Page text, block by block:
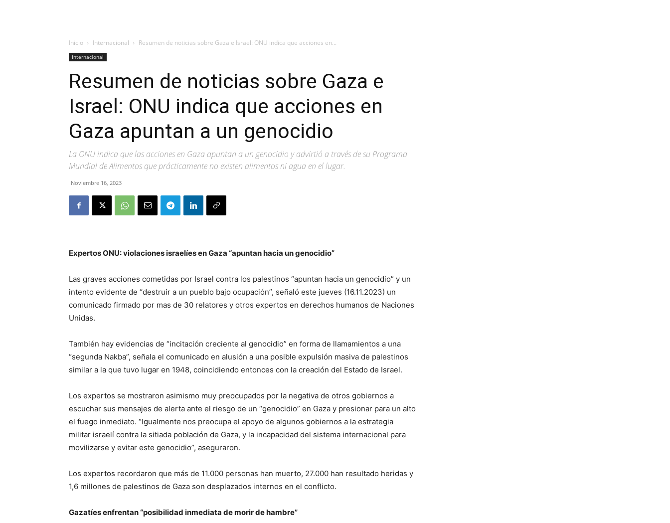
Inicio Internacional Resumen de noticias sobre Gaza e Israel: ONU indica que acciones en...
Internacional
Resumen de noticias sobre Gaza e
Israel: ONU indica que acciones en
Gaza apuntan a un genocidio
La ONU indica que las acciones en Gaza apuntan a un genocidio y advirtió a través de su Programa
Mundial de Alimentos que prácticamente no existen alimentos ni agua en el lugar.
Noviembre 16, 2023
Expertos ONU: violaciones israelíes en Gaza “apuntan hacia un genocidio”
Las graves acciones cometidas por Israel contra los palestinos “apuntan hacia un genocidio” y un
intento evidente de “destruir a un pueblo bajo ocupación”, señaló este jueves (16.11.2023) un
comunicado firmado por mas de 30 relatores y otros expertos en derechos humanos de Naciones
Unidas.
También hay evidencias de “incitación creciente al genocidio” en forma de llamamientos a una
“segunda Nakba”, señala el comunicado en alusión a una posible expulsión masiva de palestinos
similar a la que tuvo lugar en 1948, coincidiendo entonces con la creación del Estado de Israel.
Los expertos se mostraron asimismo muy preocupados por la negativa de otros gobiernos a
escuchar sus mensajes de alerta ante el riesgo de un “genocidio” en Gaza y presionar para un alto
el fuego inmediato. “Igualmente nos preocupa el apoyo de algunos gobiernos a la estrategia
militar israelí contra la sitiada población de Gaza, y la incapacidad del sistema internacional para
movilizarse y evitar este genocidio”, aseguraron.
Los expertos recordaron que más de 11.000 personas han muerto, 27.000 han resultado heridas y
1,6 millones de palestinos de Gaza son desplazados internos en el conflicto.
Gazatíes enfrentan “posibilidad inmediata de morir de hambre”